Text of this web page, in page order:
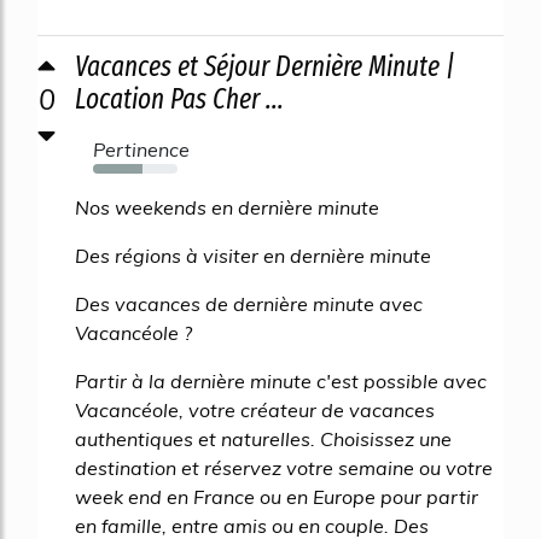
0
Vacances et Séjour Dernière Minute |
Location Pas Cher ...
Pertinence
59%
Nos weekends en dernière minute
Des régions à visiter en dernière minute
Des vacances de dernière minute avec
Vacancéole ?
Partir à la dernière minute c'est possible avec
Vacancéole, votre créateur de vacances
authentiques et naturelles. Choisissez une
destination et réservez votre semaine ou votre
week end en France ou en Europe pour partir
en famille, entre amis ou en couple. Des